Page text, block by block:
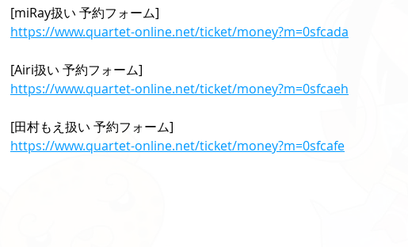
[miRay扱い 予約フォーム]
https://www.quartet-online.net/ticket/money?m=0sfcada
[Airi扱い 予約フォーム]
https://www.quartet-online.net/ticket/money?m=0sfcaeh
[田村もえ扱い 予約フォーム]
https://www.quartet-online.net/ticket/money?m=0sfcafe